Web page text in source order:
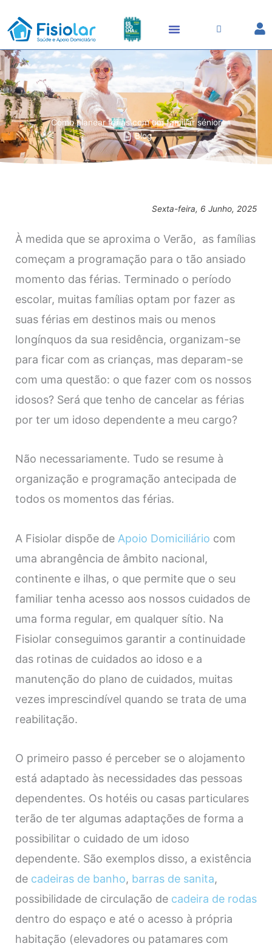
content
Como planear férias com um familiar sénior
Blog
Sexta-feira, 6 Junho, 2025
À medida que se aproxima o Verão, as famílias
começam a programação para o tão ansiado
momento das férias. Terminado o período
escolar, muitas famílias optam por fazer as
suas férias em destinos mais ou menos
longínquos da sua residência, organizam-se
para ficar com as crianças, mas deparam-se
com uma questão: o que fazer com os nossos
idosos? Será que tenho de cancelar as férias
por ter um idoso dependente a meu cargo?
Não necessariamente. Tudo se resume à
organização e programação antecipada de
todos os momentos das férias.
A Fisiolar dispõe de Apoio Domiciliário com
uma abrangência de âmbito nacional,
continente e ilhas, o que permite que o seu
familiar tenha acesso aos nossos cuidados de
uma forma regular, em qualquer sítio. Na
Fisiolar conseguimos garantir a continuidade
das rotinas de cuidados ao idoso e a
manutenção do plano de cuidados, muitas
vezes imprescindível quando se trata de uma
reabilitação.
O primeiro passo é perceber se o alojamento
está adaptado às necessidades das pessoas
dependentes. Os hotéis ou casas particulares
terão de ter algumas adaptações de forma a
possibilitar o cuidado de um idoso
dependente. São exemplos disso, a existência
de cadeiras de banho, barras de sanita,
possibilidade de circulação de cadeira de rodas
dentro do espaço e até o acesso à própria
habitação (elevadores ou patamares com